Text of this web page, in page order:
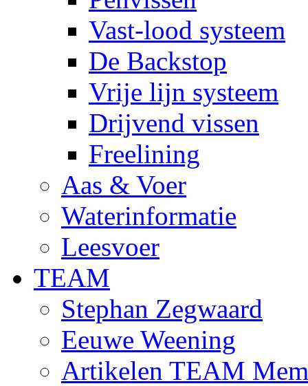
Vast-lood systeem
De Backstop
Vrije lijn systeem
Drijvend vissen
Freelining
Aas & Voer
Waterinformatie
Leesvoer
TEAM
Stephan Zegwaard
Eeuwe Weening
Artikelen TEAM